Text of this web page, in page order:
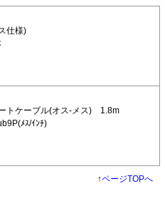
仕様)
トケーブル(オス-メス) 1.8m
ﾒｽ/ｲﾝﾁ)
↑ページTOPへ